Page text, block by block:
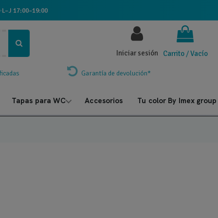
·L–J 17:00–19:00
Carrito /Vacío
Iniciar sesión
Garantía de devolución*
Tapas para WC Accesorios Tu color By Imex group